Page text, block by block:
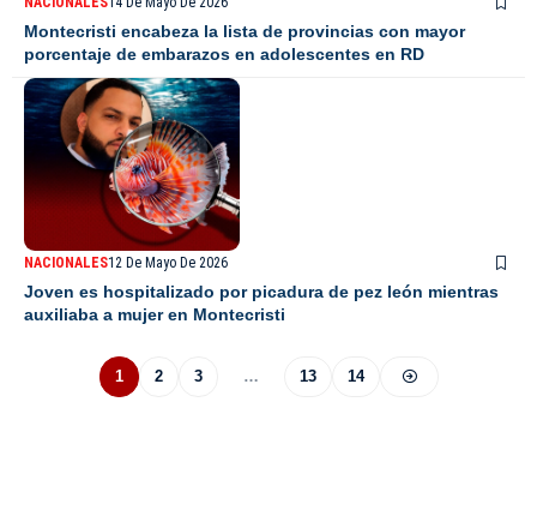
Montecristi encabeza la lista de provincias con mayor
porcentaje de embarazos en adolescentes en RD
NACIONALES12 De Mayo De 2026
Joven es hospitalizado por picadura de pez león mientras
auxiliaba a mujer en Montecristi
1 2 3 … 13 14